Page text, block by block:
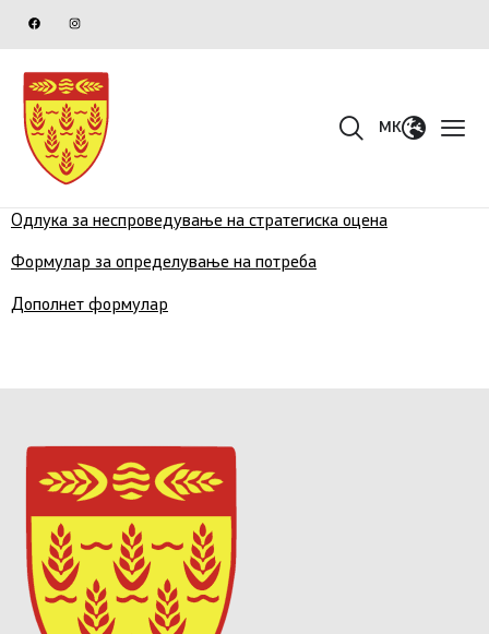
MK
Одлука за неспроведување на стратегиска оцена
Формулар за определување на потреба
Дополнет формулар